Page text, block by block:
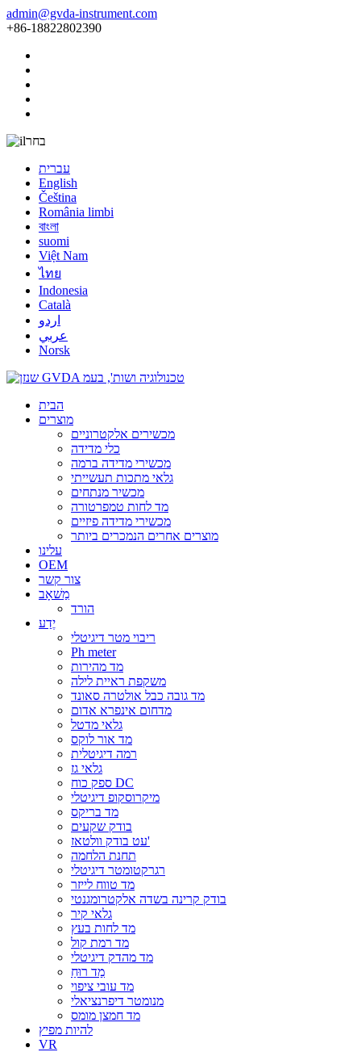
admin@gvda-instrument.com
+86-18822802390
בחר
עברית
English
Čeština
România limbi
বাংলা
suomi
Việt Nam
ไทย
Indonesia
Català
اردو
عربي
Norsk
הבית
מוצרים
מכשירים אלקטרוניים
כלי מדידה
מכשירי מדידה ברמה
גלאי מתכות תעשייתי
מכשיר מנתחים
מד לחות טמפרטורה
מכשירי מדידה פיזיים
מוצרים אחרים הנמכרים ביותר
עלינו
OEM
צור קשר
מַשׁאָב
הורד
יֶדַע
ריבוי מטר דיגיטלי
Ph meter
מד מהירות
משקפת ראיית לילה
מד גובה כבל אולטרה סאונד
מדחום אינפרא אדום
גלאי מדטל
מד אור לוקס
רמה דיגיטלית
גלאי גז
ספק כוח DC
מיקרוסקופ דיגיטלי
מד בריקס
בודק שקעים
עט בודק וולטאז'
תחנת הלחמה
רגרקטומטר דיגיטלי
מד טווח לייזר
בודק קרינה בשדה אלקטרומגנטי
גלאי קיר
מד לחות בעץ
מד רמת קול
מד מהדק דיגיטלי
מַד רוּחַ
מד עובי ציפוי
מנומטר דיפרנציאלי
מד חמצן מומס
להיות מפיץ
VR